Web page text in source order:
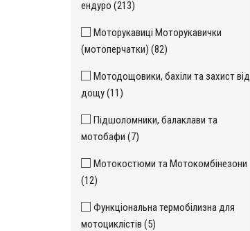
ендуро (213)
Моторукавиці Моторукавички
(мотоперчатки) (82)
Мотодощовики, бахіли та захист від
дощу (11)
Підшоломники, балаклави та
мотобафи (7)
Мотокостюми та Мотокомбінезони
(12)
Функціональна термобілизна для
мотоциклістів (5)